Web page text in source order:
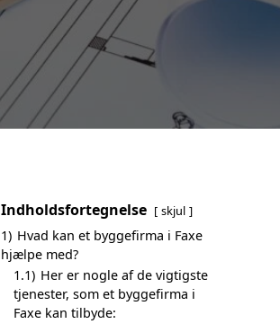
Indholdsfortegnelse skjul
1) Hvad kan et byggefirma i Faxe
hjælpe med?
1.1) Her er nogle af de vigtigste
tjenester, som et byggefirma i
Faxe kan tilbyde: